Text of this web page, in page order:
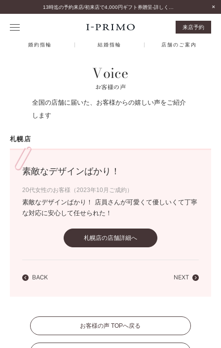
来店予約
婚約指輪 結婚指輪 店舗のご案内
Voice
お客様の声
全国の店舗に届いた、お客様からの嬉しい声をご紹介
します
札幌店
素敵なデザインばかり！
20代女性のお客様（2023年10月ご成約）
素敵なデザインばかり！ 店員さんが可愛くて優しいくて丁寧
な対応に安心して任せられた！
札幌店の店舗詳細へ
BACK NEXT
お客様の声 TOPへ戻る